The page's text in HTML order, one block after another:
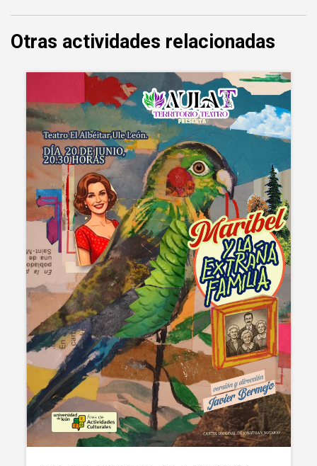
Otras actividades relacionadas